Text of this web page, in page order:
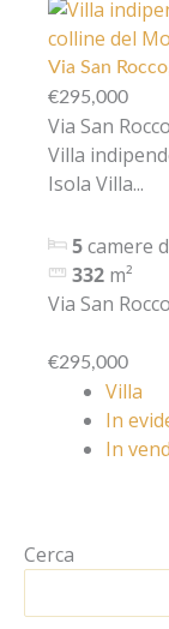
Via San
€295,000
Via San
Villa
Isola Villa...
5camere
332 m²
Via San
€295,000
Villa
In
In
Cerca